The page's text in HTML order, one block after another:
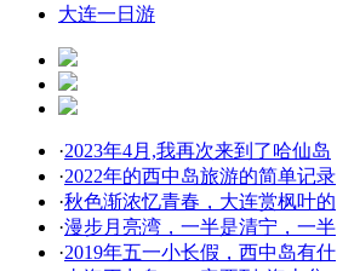
大连一日游
·2023年4月,我再次来到了哈仙岛
·2022年的西中岛旅游的简单记录
·秋色渐浓忆青春，大连赏枫叶的
·漫步月亮湾，一半是清宁，一半
·2019年五一小长假，西中岛有什